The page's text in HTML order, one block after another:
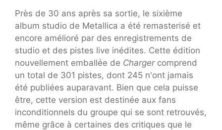
Près de 30 ans après sa sortie, le sixième
album studio de Metallica a été remasterisé et
encore amélioré par des enregistrements de
studio et des pistes live inédites. Cette édition
nouvellement emballée de Chargercomprend
un total de 301 pistes, dont 245 n'ont jamais
été publiées auparavant. Bien que cela puisse
être, cette version est destinée aux fans
inconditionnels du groupe qui se sont retrouvés,
même grâce à certaines des critiques que le